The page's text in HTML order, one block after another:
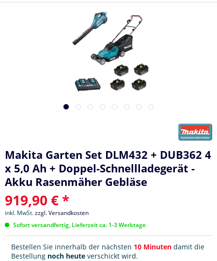
Makita Garten Set DLM432 + DUB362 4
x 5,0 Ah + Doppel-Schnellladegerät -
Akku Rasenmäher Gebläse
919,90 € *
inkl. MwSt.zzgl. Versandkosten
Sofort versandfertig, Lieferzeit ca. 1-3 Werktage
Bestellen Sie innerhalb der nächsten 10 Minuten damit die
Bestellung noch heute verschickt wird.